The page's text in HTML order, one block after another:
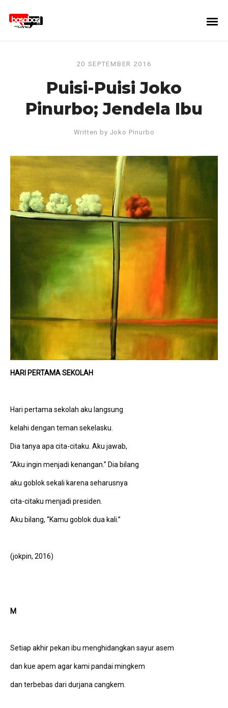
20 SEPTEMBER 2016
Puisi-Puisi Joko
Pinurbo; Jendela Ibu
Written by Joko Pinurbo
HARI PERTAMA SEKOLAH
Hari pertama sekolah aku langsung
kelahi dengan teman sekelasku.
Dia tanya apa cita-citaku. Aku jawab,
“Aku ingin menjadi kenangan.” Dia bilang
aku goblok sekali karena seharusnya
cita-citaku menjadi presiden.
Aku bilang, “Kamu goblok dua kali.”
(jokpin, 2016)
M
Setiap akhir pekan ibu menghidangkan sayur asem
dan kue apem agar kami pandai mingkem
dan terbebas dari durjana cangkem.